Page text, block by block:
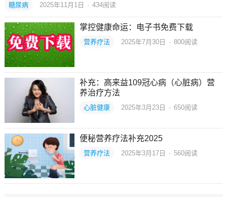
糖尿病 2025年11月1日 · 434阅读
掌控健康命运：电子书免费下载
营养疗法 2025年7月30日 · 800阅读
补充：高来益109冠心病（心脏病）营
养治疗方法
心脏健康 2025年3月23日 · 650阅读
便秘营养疗法补充2025
营养疗法 2025年3月17日 · 560阅读